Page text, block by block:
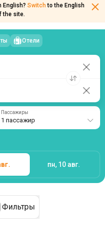
English? Switch to the English
the site.
Отели
Пассажиры
1 пассажир
пн, 10 авг.
Фильтры